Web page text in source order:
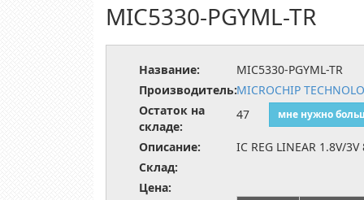
MIC5330-PGYML-TR
Название:
MIC5330-PGYML-TR
Производитель:MICROCHIP
Остаток на
складе:
47 мне нужно
Описание:
IC REG LINEAR 1.8V/3V
Склад:
Цена: